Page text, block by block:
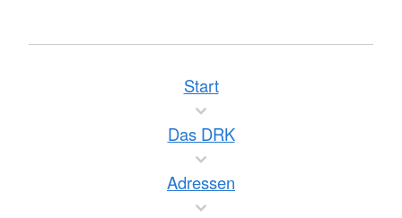
Start
Das DRK
Adressen